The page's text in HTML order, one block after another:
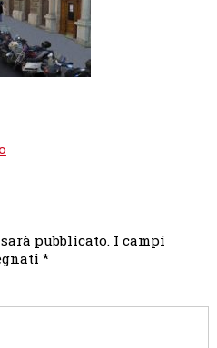
pubblicato. I campi
*